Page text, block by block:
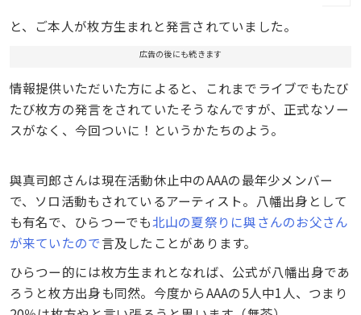
と、ご本人が枚方生まれと発言されていました。
広告の後にも続きます
情報提供いただいた方によると、これまでライブでもたび
たび枚方の発言をされていたそうなんですが、正式なソー
スがなく、今回ついに！というかたちのよう。
與真司郎さんは現在活動休止中のAAAの最年少メンバー
で、ソロ活動もされているアーティスト。八幡出身として
も有名で、ひらつーでも北山の夏祭りに與さんのお父さん
が来ていたので言及したことがあります。
ひらつー的には枚方生まれとなれば、公式が八幡出身であ
ろうと枚方出身も同然。今度からAAAの5人中1人、つまり